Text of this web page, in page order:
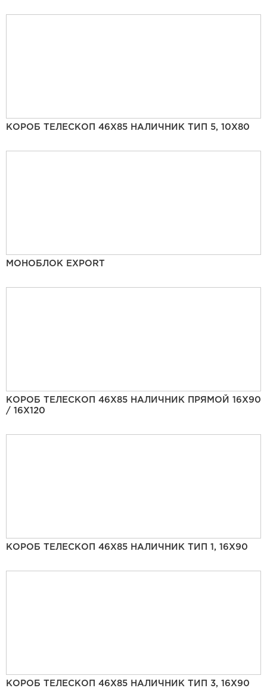
КОРОБ ТЕЛЕСКОП 46Х85 НАЛИЧНИК ТИП 5, 10Х80
МОНОБЛОК EXPORT
КОРОБ ТЕЛЕСКОП 46Х85 НАЛИЧНИК ПРЯМОЙ 16Х90
/ 16Х120
КОРОБ ТЕЛЕСКОП 46Х85 НАЛИЧНИК ТИП 1, 16Х90
КОРОБ ТЕЛЕСКОП 46Х85 НАЛИЧНИК ТИП 3, 16Х90